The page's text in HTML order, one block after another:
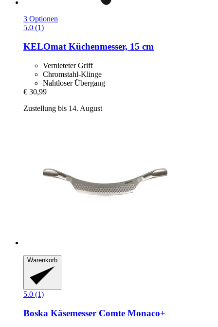
3 Optionen
5.0 (1)
KELOmat Küchenmesser, 15 cm
Vernieteter Griff
Chromstahl-Klinge
Nahtloser Übergang
€ 30,99
Zustellung bis 14. August
Warenkorb
5.0 (1)
Boska Käsemesser Comte Monaco+